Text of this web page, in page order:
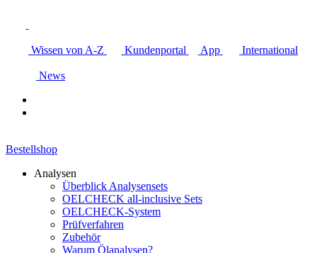
Wissen von A-Z Kundenportal App International
News
Bestellshop
Analysen
Überblick Analysensets
OELCHECK all-inclusive Sets
OELCHECK-System
Prüfverfahren
Zubehör
Warum Ölanalysen?